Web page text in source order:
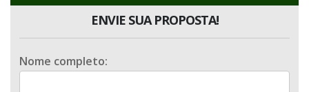
ENVIE SUA PROPOSTA!
Nome completo: